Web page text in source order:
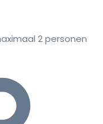
2 personen